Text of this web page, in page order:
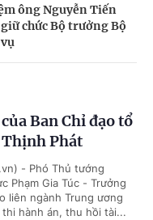
ông Nguyễn Tiến
chức Bộ trưởng Bộ
Ban Chỉ đạo tổ
Thịnh Phát
- Phó Thủ tướng
Phạm Gia Túc - Trưởng
liên ngành Trung ương
hành án, thu hồi tài...